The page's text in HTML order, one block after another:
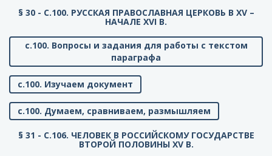
§ 30 - C.100. РУССКАЯ ПРАВОСЛАВНАЯ ЦЕРКОВЬ В XV –
НАЧАЛЕ XVI В.
с.100. Вопросы и задания для работы с текстом
параграфа
с.100. Изучаем документ
с.100. Думаем, сравниваем, размышляем
§ 31 - C.106. ЧЕЛОВЕК В РОССИЙСКОМУ ГОСУДАРСТВЕ
ВТОРОЙ ПОЛОВИНЫ XV В.